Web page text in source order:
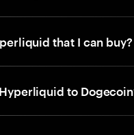
that I can buy?
to